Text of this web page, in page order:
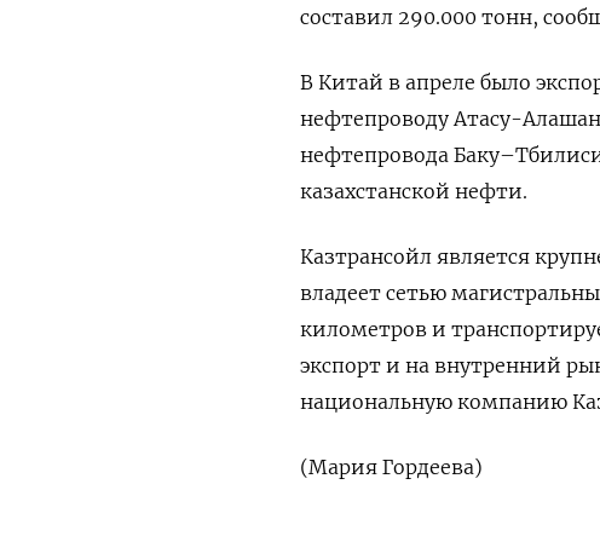
составил 290.000 тонн,
В Китай ​в ⁠апреле ‌было
нефтепроводу Атасу-
‌нефтепровода
казахстанской нефти.
Казтрансойл ​является
владеет ​сетью
километров и
экспорт и ‌на внутренний
национальную ‌компанию
(Мария Гордеева)